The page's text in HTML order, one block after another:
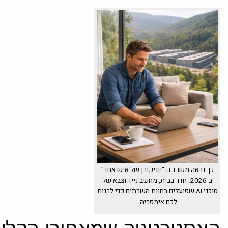
כך נראה משרד ה-"יוניקורן של איש אחד"
ב-2026. חדר בבית, מחשב נייד וצבא של
סוכני AI שפועלים בחוות השרתים כדי לבנות
לכם אימפריה.